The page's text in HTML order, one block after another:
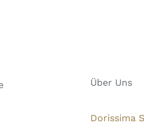
Über Uns
Dorissima